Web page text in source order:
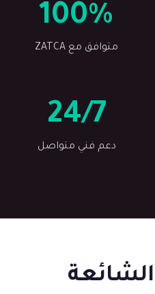
100%
متوافق مع ZATCA
24/7
دعم فني متواصل